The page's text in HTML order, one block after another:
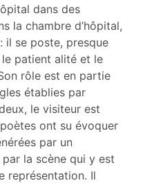
dans des
la chambre d’hôpital,
il se poste, presque
patient alité et le
rôle est en partie
établies par
le visiteur est
ont su évoquer
par un
la scène qui y est
représentation. Il